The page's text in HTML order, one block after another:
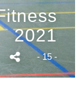
2021
- 15 -